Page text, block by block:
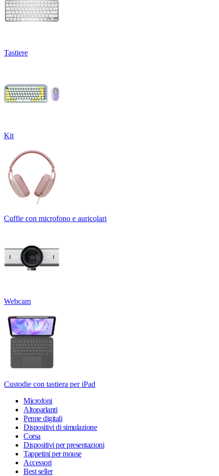
Tastiere
Kit
Cuffie con microfono e auricolari
Webcam
Custodie con tastiera per iPad
Microfoni
Altoparlanti
Penne digitali
Dispositivi di simulazione
Corsa
Dispositivi per presentazioni
Tappetini per mouse
Accessori
Best seller